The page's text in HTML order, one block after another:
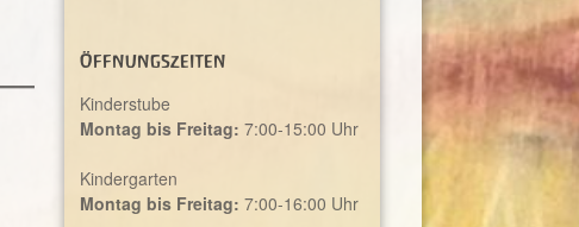
Öffnungszeiten
Kinderstube
Montag bis Freitag: 7:00-15:00 Uhr
Kindergarten
Montag bis Freitag: 7:00-16:00 Uhr